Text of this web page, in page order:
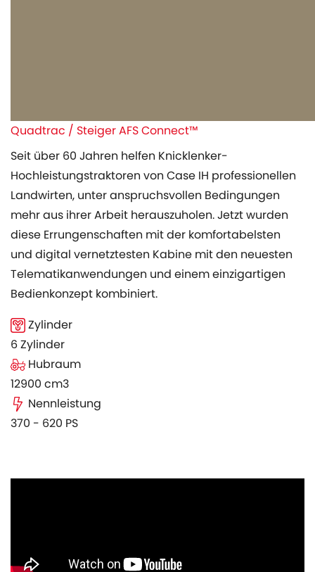
Quadtrac / Steiger AFS Connect™
Seit über 60 Jahren helfen Knicklenker-
Hochleistungstraktoren von Case IH professionellen
Landwirten, unter anspruchsvollen Bedingungen
mehr aus ihrer Arbeit herauszuholen. Jetzt wurden
diese Errungenschaften mit der komfortabelsten
und digital vernetztesten Kabine mit den neuesten
Telematikanwendungen und einem einzigartigen
Bedienkonzept kombiniert.
Zylinder
6 Zylinder
Hubraum
12900 cm3
Nennleistung
370 - 620 PS